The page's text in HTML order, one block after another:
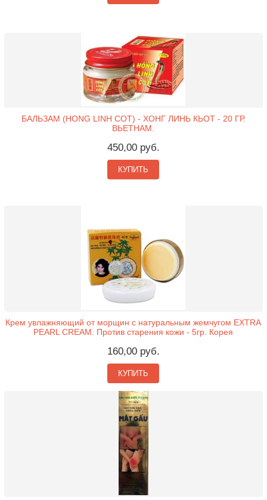
БАЛЬЗАМ (HONG LINH COT) - ХОНГ ЛИНЬ КЬОТ - 20 ГР.
ВЬЕТНАМ.
450,00 руб.
КУПИТЬ
Крем увлажняющий от морщин с натуральным жемчугом EXTRA
PEARL CREAM. Против старения кожи - 5гр. Корея
160,00 руб.
КУПИТЬ